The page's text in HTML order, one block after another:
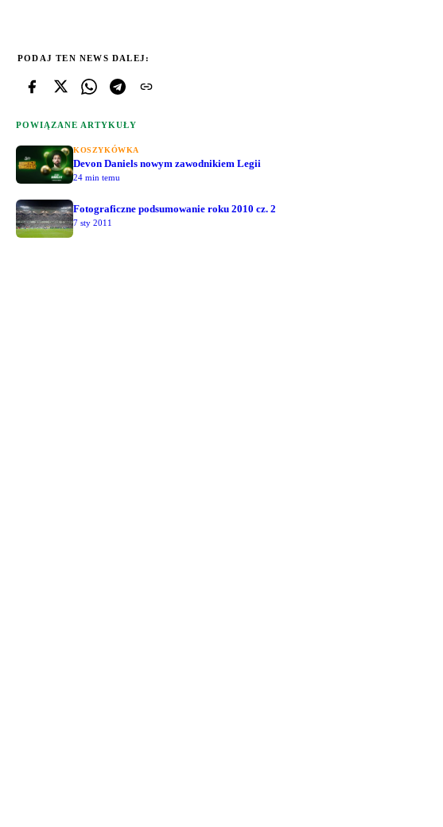
PODAJ TEN NEWS DALEJ:
POWIĄZANE ARTYKUŁY
KOSZYKÓWKA
Devon Daniels nowym zawodnikiem Legii
24 min temu
Fotograficzne podsumowanie roku 2010 cz. 2
7 sty 2011